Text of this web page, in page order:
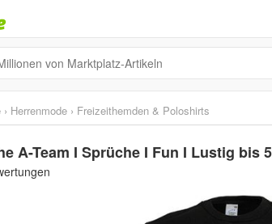
› Herrenmode › Freizeithemden & Poloshirts
A-Team I Sprüche I Fun I Lustig bis